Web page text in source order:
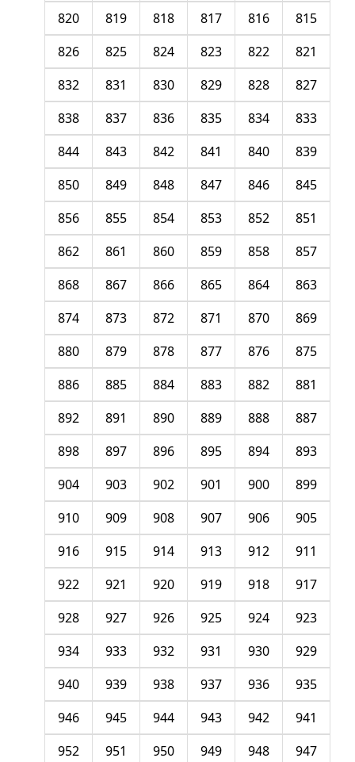
815
816
817
818
819
820
821
822
823
824
825
826
827
828
829
830
831
832
833
834
835
836
837
838
839
840
841
842
843
844
845
846
847
848
849
850
851
852
853
854
855
856
857
858
859
860
861
862
863
864
865
866
867
868
869
870
871
872
873
874
875
876
877
878
879
880
881
882
883
884
885
886
887
888
889
890
891
892
893
894
895
896
897
898
899
900
901
902
903
904
905
906
907
908
909
910
911
912
913
914
915
916
917
918
919
920
921
922
923
924
925
926
927
928
929
930
931
932
933
934
935
936
937
938
939
940
941
942
943
944
945
946
947
948
949
950
951
952